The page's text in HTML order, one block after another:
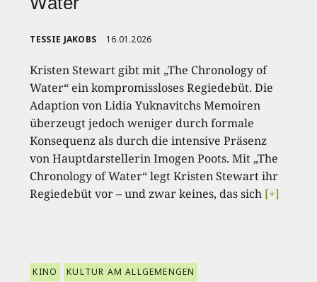
TESSIE JAKOBS 16.01.2026
Kristen Stewart gibt mit „The Chronology of
Water“ ein kompromissloses Regiedebüt. Die
Adaption von Lidia Yuknavitchs Memoiren
überzeugt jedoch weniger durch formale
Konsequenz als durch die intensive Präsenz
von Hauptdarstellerin Imogen Poots. Mit „The
Chronology of Water“ legt Kristen Stewart ihr
Regiedebüt vor – und zwar keines, das sich [+]
KINO KULTUR AM ALLGEMENGEN